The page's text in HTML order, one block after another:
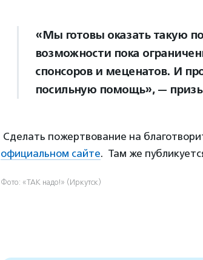
«Мы готовы оказать такую
возможности пока
спонсоров и меценатов. И
посильную помощь», —
Сделать пожертвование на
официальном сайте. Там же
Фото: «ТАК надо!» (Иркутск)